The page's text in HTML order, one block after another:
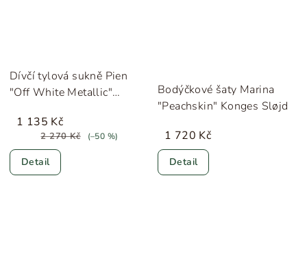
Dívčí tylová sukně Pien
"Off White Metallic"
1 135 Kč
2 270 Kč (–50 %)
Detail
Bodýčkové šaty Marina
"Peachskin" Konges Sløjd
1 720 Kč
Detail